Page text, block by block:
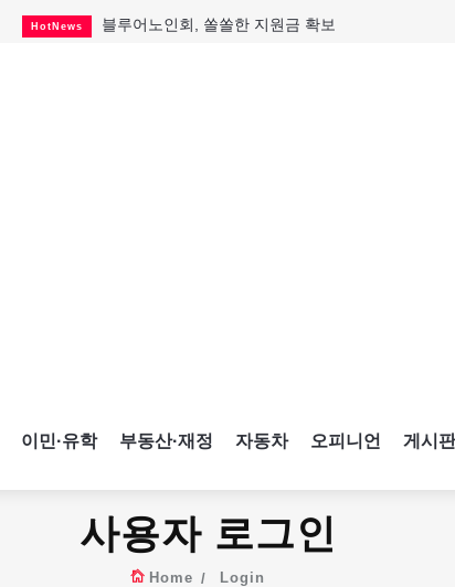
HotNews 블루어노인회, 쏠쏠한 지원금 확보
이민·유학 부동산·재정 자동차 오피니언 게시판
사용자 로그인
Home Login